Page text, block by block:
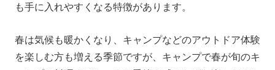
も手に入れやすくなる特徴があります。
春は気候も暖かくなり、キャンプなどのアウトドア体験
を楽しむ方も増える季節ですが、キャンプで春が旬のキ